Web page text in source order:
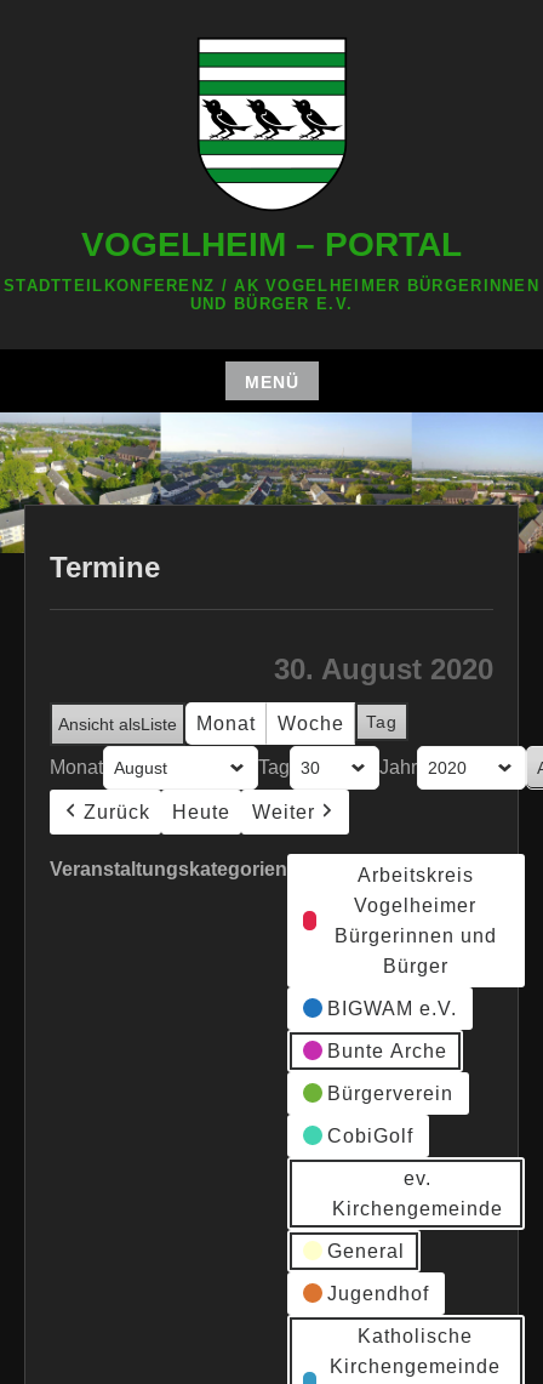
VOGELHEIM – PORTAL
STADTTEILKONFERENZ / AK VOGELHEIMER BÜRGERINNEN
UND BÜRGER E.V.
MENÜ
Zum
Inhalt
springen
Termine
30. August 2020
Ansicht alsListe Monat Woche Tag
Monat Tag Jahr
Zurück Heute Weiter
Veranstaltungskategorien
Arbeitskreis
Vogelheimer
Bürgerinnen und
Bürger
BIGWAM e.V.
Bunte Arche
Bürgerverein
CobiGolf
ev.
Kirchengemeinde
General
Jugendhof
Katholische
Kirchengemeinde